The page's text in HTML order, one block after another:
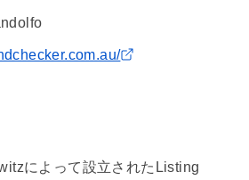
によって設立されたListing